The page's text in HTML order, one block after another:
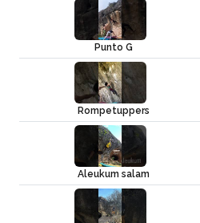
Punto G
Rompetuppers
Aleukum salam